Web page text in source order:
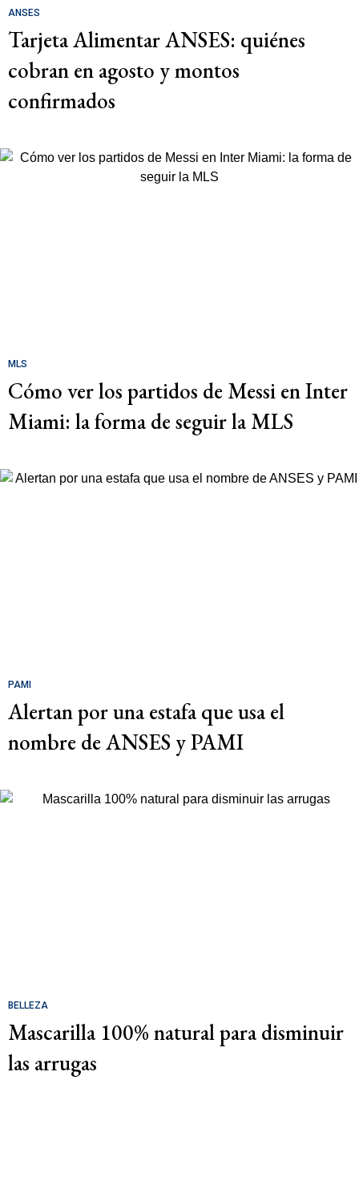
ANSES
Tarjeta Alimentar ANSES: quiénes
cobran en agosto y montos
confirmados
MLS
Cómo ver los partidos de Messi en Inter
Miami: la forma de seguir la MLS
PAMI
Alertan por una estafa que usa el
nombre de ANSES y PAMI
BELLEZA
Mascarilla 100% natural para disminuir
las arrugas